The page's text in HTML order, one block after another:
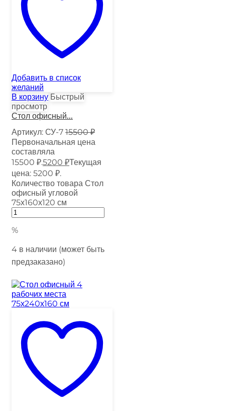
Добавить в список
желаний
В корзину Быстрый
просмотр
Стол офисный...
Артикул: СУ-7 15500₽
Первоначальная цена
составляла
15500 ₽.5200 ₽Текущая
цена: 5200 ₽.
Количество товара Стол
офисный угловой
75х160х120 см
%
4 в наличии (может быть
предзаказано)